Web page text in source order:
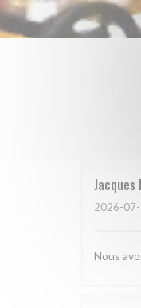
Jacques
2026-
Nous